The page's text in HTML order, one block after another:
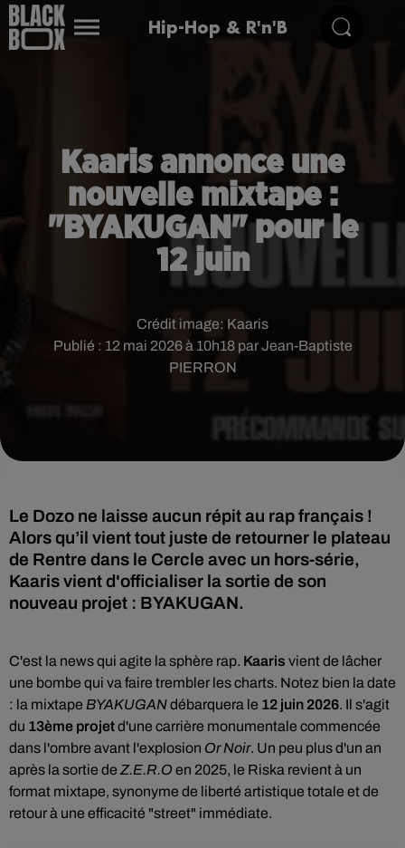
Hip-Hop & R'n'B
Kaaris annonce une
nouvelle mixtape :
"BYAKUGAN" pour le
12 juin
Publié : 12 mai 2026 à 10h18 par Jean-Baptiste
PIERRON
Crédit image: Kaaris
Le Dozo ne laisse aucun répit au rap français !
Alors qu’il vient tout juste de retourner le plateau
de Rentre dans le Cercle avec un hors-série,
Kaaris vient d'officialiser la sortie de son
nouveau projet : BYAKUGAN.
C'est la news qui agite la sphère rap. Kaaris vient de lâcher
une bombe qui va faire trembler les charts. Notez bien la date
: la mixtape BYAKUGANdébarquera le 12 juin 2026. Il s'agit
du 13ème projetd'une carrière monumentale commencée
dans l'ombre avant l'explosion Or Noir. Un peu plus d'un an
après la sortie de Z.E.R.O en 2025, le Riska revient à un
format mixtape, synonyme de liberté artistique totale et de
retour à une efficacité "street" immédiate.